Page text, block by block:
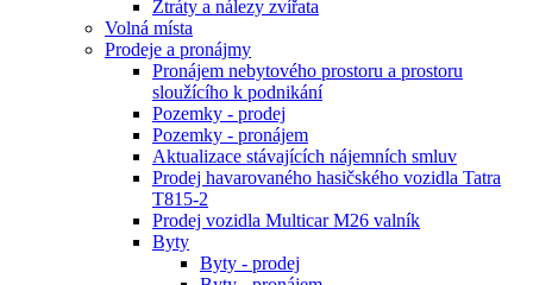
Ztráty a nálezy zvířata
Volná místa
Prodeje a pronájmy
Pronájem nebytového prostoru a prostoru
sloužícího k podnikání
Pozemky - prodej
Pozemky - pronájem
Aktualizace stávajících nájemních smluv
Prodej havarovaného hasičského vozidla Tatra
T815-2
Prodej vozidla Multicar M26 valník
Byty
Byty - prodej